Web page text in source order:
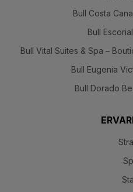
Bull Costa
Bull
Bull Vital Suites & Spa –
Bull Eugenia
Bull Dorado